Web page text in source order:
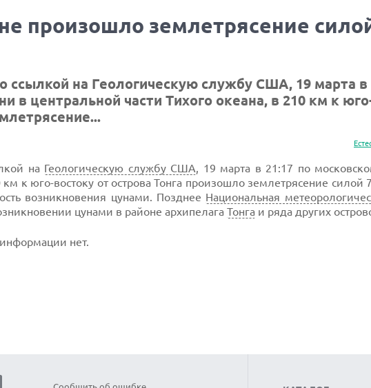
произошло землетрясение
ссылкой на Геологическую службу США, 19 марта в
в центральной части Тихого океана, в 210 км к
на Геологическую службу США, 19 марта в 21:17 по
км к юго-востоку от острова Тонга произошло землетрясение силой
возникновения цунами. Позднее Национальная
цунами в районе архипелага Тонга и ряда других
нет.